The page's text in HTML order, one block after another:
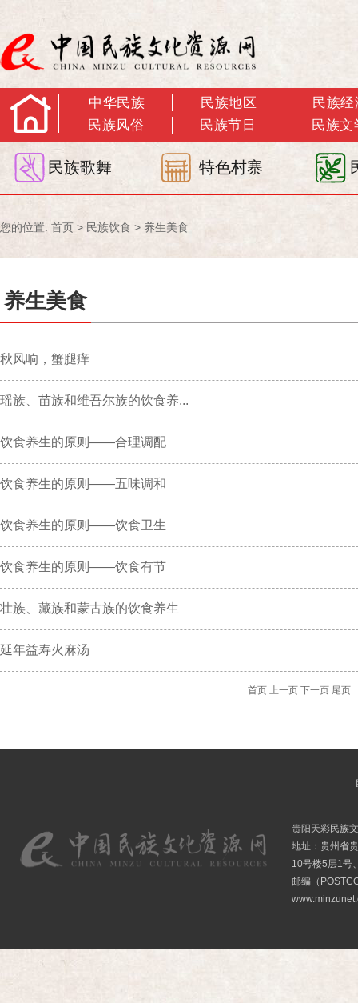
中华民族 民族地区
民族经
民族风俗
民族节日 民族文
民族歌舞 特色村寨
您的位置: 首页 > 民族饮食 > 养生美食
养生美食
秋风响，蟹腿痒
瑶族、苗族和维吾尔族的饮食养...
饮食养生的原则——合理调配
饮食养生的原则——五味调和
饮食养生的原则——饮食卫生
饮食养生的原则——饮食有节
壮族、藏族和蒙古族的饮食养生
延年益寿火麻汤
首页 上一页 下一页 尾页
贵阳天彩民族
地址：贵州省
10号楼5层1号
邮编（